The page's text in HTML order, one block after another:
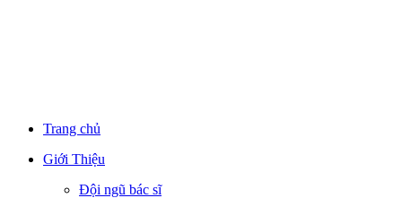
Trang chủ
Giới Thiệu
Đội ngũ bác sĩ